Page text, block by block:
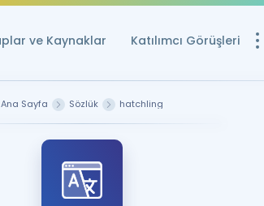
ve Kaynaklar Katılımcı Görüşleri
Ana Sayfa Sözlük hatchling